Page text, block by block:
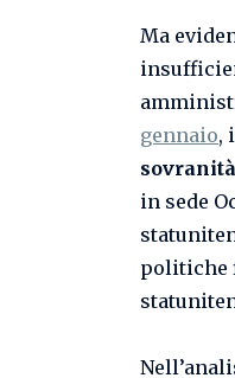
Ma
gennaio,
in sede
politiche